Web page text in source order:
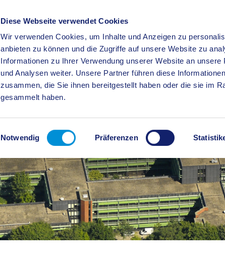
Diese Webseite verwendet Cookies
Wir verwenden Cookies, um Inhalte und Anzeigen zu
anbieten zu können und die Zugriffe auf unsere Website zu
Informationen zu Ihrer Verwendung unserer Website an
und Analysen weiter. Unsere Partner führen diese
zusammen, die Sie ihnen bereitgestellt haben oder die sie im
gesammelt haben.
Einwilligungsauswahl
Notwendig Präferenzen
BÜRGERSERVICE KREISHAUS